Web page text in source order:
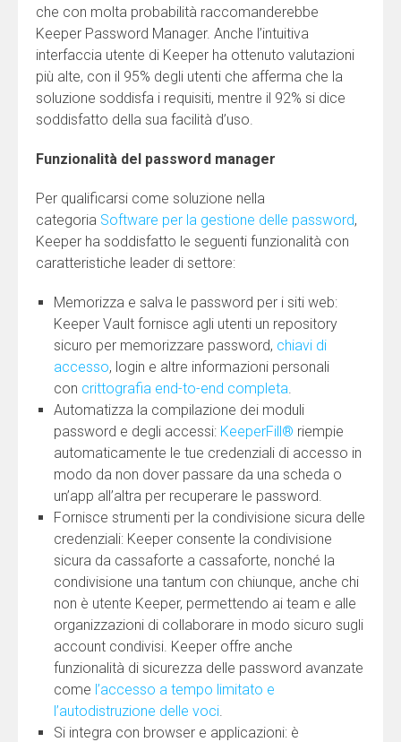
che con molta probabilità raccomanderebbe
Keeper Password Manager. Anche l’intuitiva
interfaccia utente di Keeper ha ottenuto valutazioni
più alte, con il 95% degli utenti che afferma che la
soluzione soddisfa i requisiti, mentre il 92% si dice
soddisfatto della sua facilità d’uso.
Funzionalità del password manager
Per qualificarsi come soluzione nella
categoria Software per la gestione delle password,
Keeper ha soddisfatto le seguenti funzionalità con
caratteristiche leader di settore:
Memorizza e salva le password per i siti web:
Keeper Vault fornisce agli utenti un repository
sicuro per memorizzare password, chiavi di
accesso, login e altre informazioni personali
con crittografia end-to-end completa
Automatizza la compilazione dei moduli
password e degli accessi: KeeperFill® riempie
automaticamente le tue credenziali di accesso in
modo da non dover passare da una scheda o
un’app all’altra per recuperare le password.
Fornisce strumenti per la condivisione sicura delle
credenziali: Keeper consente la condivisione
sicura da cassaforte a cassaforte, nonché la
condivisione una tantum con chiunque, anche chi
non è utente Keeper, permettendo ai team e alle
organizzazioni di collaborare in modo sicuro sugli
account condivisi. Keeper offre anche
funzionalità di sicurezza delle password avanzate
come l’accesso a tempo limitato e
l’autodistruzione delle voci
Si integra con browser e applicazioni: è